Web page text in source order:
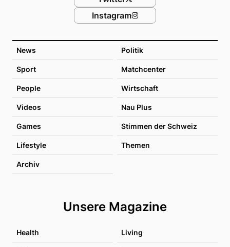
News Politik
Sport Matchcenter
People Wirtschaft
Videos Nau Plus
Games Stimmen der Schweiz
Lifestyle Themen
Archiv
Unsere Magazine
Health Living
Instagram